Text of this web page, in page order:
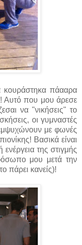
κουράστηκα πάααρα
Αυτό που μου άρεσε
να "νικήσεις" το
οι γυμναστές
με φωνές
Βασικά είναι
της στιγμής
μου μετά την
πάρει κανείς)!